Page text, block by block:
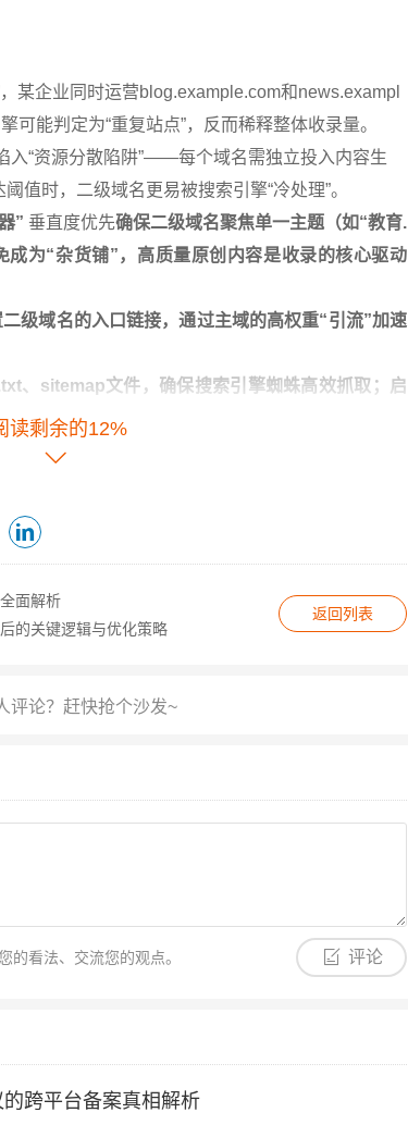
某企业同时运营blog.example.com和news.exampl
可能判定为“重复站点”，反而稀释整体收录量。
入“资源分散陷阱”——每个域名需独立投入内容生
值时，二级域名更易被搜索引擎“冷处理”。
” 垂直度优先确保二级域名聚焦单一主题（如“教育.
为“杂货铺”，高质量原创内容是收录的核心驱动
级域名的入口链接，通过主域的高权重“引流”加速
、sitemap文件，确保搜索引擎蜘蛛高效抓取；启
好收录。
先考虑子目录（如example.com/blog/），待主域权
坏”，而取决于使用场景与优化策略，科学规划域名
级域名完全可成为提升收录与流量的利器，反之，
、权重低”的困境，站长需根据自身规模、业务需求
读剩余的12%
返回列表
面解析
的关键逻辑与优化策略
评论
看法、交流您的观点。
跨平台备案真相解析